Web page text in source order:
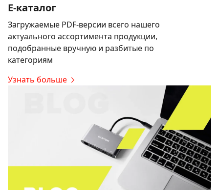
E-каталог
Загружаемые PDF-версии всего нашего
актуального ассортимента продукции,
подобранные вручную и разбитые по
категориям
Узнать больше